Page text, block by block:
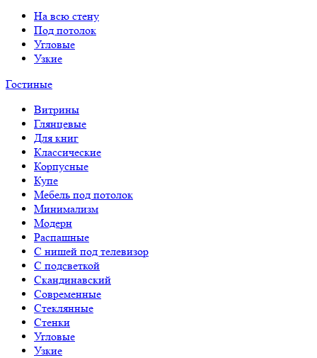
На всю стену
Под потолок
Угловые
Узкие
Гостиные
Витрины
Глянцевые
Для книг
Классические
Корпусные
Купе
Мебель под потолок
Минимализм
Модерн
Распашные
С нишей под телевизор
С подсветкой
Скандинавский
Современные
Стеклянные
Стенки
Угловые
Узкие